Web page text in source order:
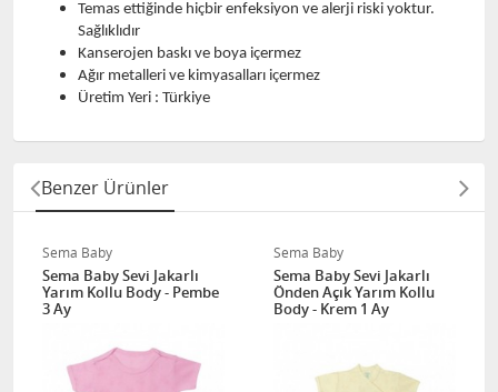
Temas ettiğinde hiçbir enfeksiyon ve alerji riski yoktur.
Sağlıklıdır
Kanserojen baskı ve boya içermez
Ağır metalleri ve kimyasalları içermez
Üretim Yeri : Türkiye
Benzer Ürünler
Sema Baby
Sema Baby Sevi Jakarlı
Yarım Kollu Body - Pembe
3 Ay
Sema Baby
Sema Baby Sevi Jakarlı
Önden Açık Yarım Kollu
Body - Krem 1 Ay